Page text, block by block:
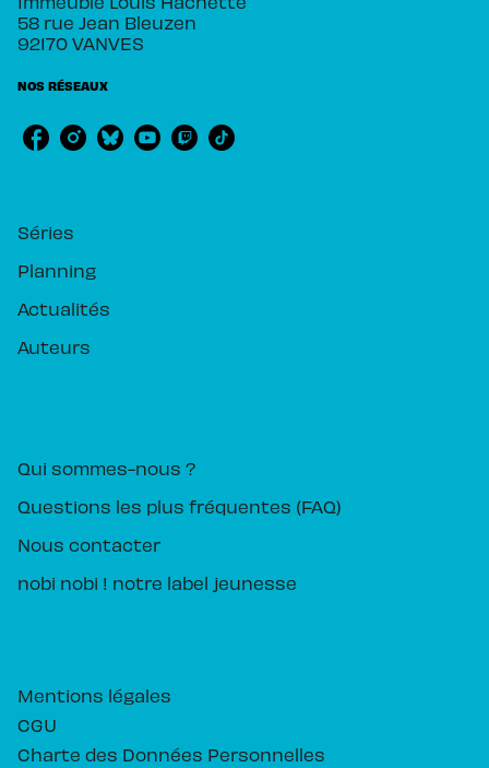
58 rue Jean Bleuzen
92170 VANVES
NOS RÉSEAUX
Séries
Planning
Actualités
Auteurs
Qui sommes-nous ?
Questions les plus fréquentes (FAQ)
Nous contacter
nobi nobi ! notre label jeunesse
Mentions légales
CGU
Charte des Données Personnelles